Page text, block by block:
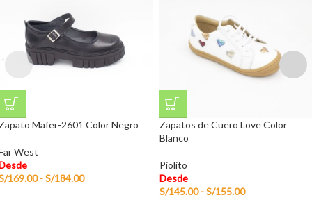
Mafer-2601 Color Negro
West
169.00 - S/184.00
Zapatos de Cuero Love Color
Blanco
Piolito
Desde
S/145.00 -S/155.00